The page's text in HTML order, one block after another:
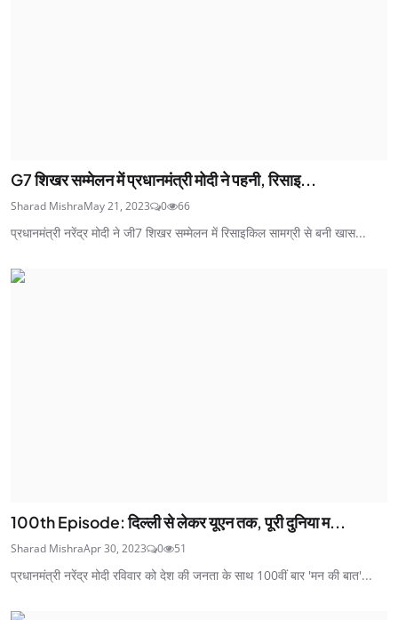
G7 शिखर सम्मेलन में प्रधानमंत्री मोदी ने पहनी, रिसाइ...
Sharad MishraMay 21, 2023 0 66
प्रधानमंत्री नरेंद्र मोदी ने जी7 शिखर सम्मेलन में रिसाइकिल सामग्री से बनी खास...
100th Episode: दिल्ली से लेकर यूएन तक, पूरी दुनिया म...
Sharad MishraApr 30, 2023 0 51
प्रधानमंत्री नरेंद्र मोदी रविवार को देश की जनता के साथ 100वीं बार 'मन की बात'...